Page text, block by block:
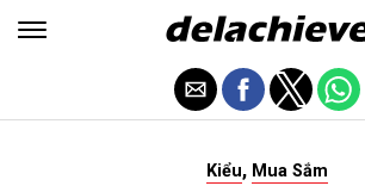
Kiểu, Mua Sắm